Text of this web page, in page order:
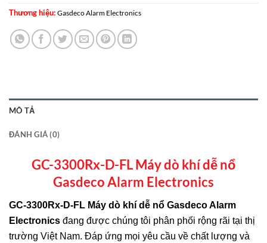
Thương hiệu: Gasdeco Alarm Electronics
MÔ TẢ
ĐÁNH GIÁ (0)
GC-3300Rx-D-FL Máy dò khí dễ nổ
Gasdeco Alarm Electronics
GC-3300Rx-D-FL Máy dò khí dễ nổ Gasdeco Alarm
Electronics đang được chúng tôi phân phối rộng rãi tại thị
trường Việt Nam. Đáp ứng mọi yêu cầu về chất lượng và